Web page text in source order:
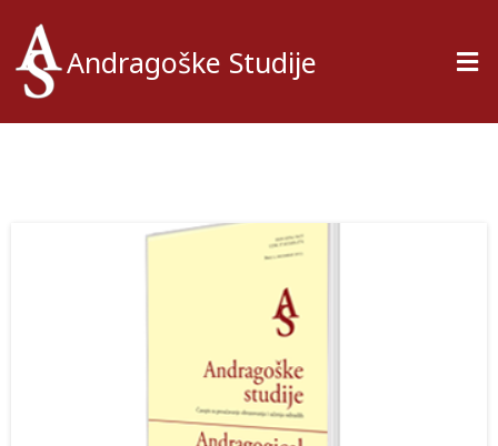
Andragoške Studije